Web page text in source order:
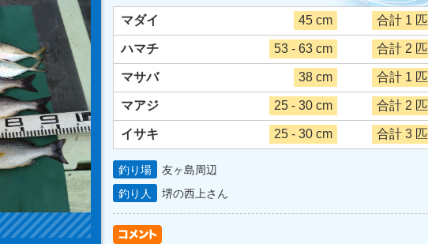
マダイ 45 cm 合計 1 匹
ハマチ 53 - 63 cm 合計 2 匹
マサバ 38 cm 合計 1 匹
マアジ 25 - 30 cm 合計 2 匹
イサキ 25 - 30 cm 合計 3 匹
釣り場
友ヶ島周辺
釣り人
堺の西上さん